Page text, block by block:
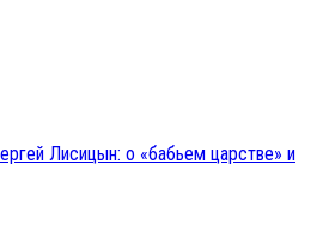
Лисицын: о «бабьем царстве» и